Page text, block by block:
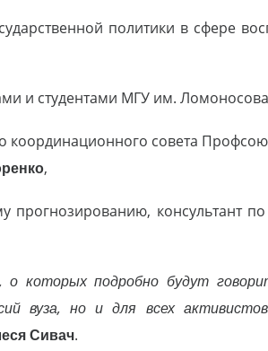
политики в сфере
и студентами МГУ им. Ломоносова
координационного совета
,
прогнозированию, консультант
которых подробно будут
вуза, но и для всех
Сивач.